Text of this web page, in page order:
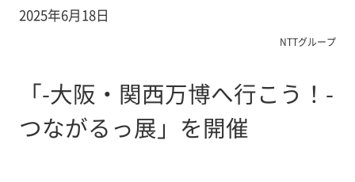
2025年6月18日
NTTグループ
「-大阪・関西万博へ行こう！-
つながるっ展」を開催